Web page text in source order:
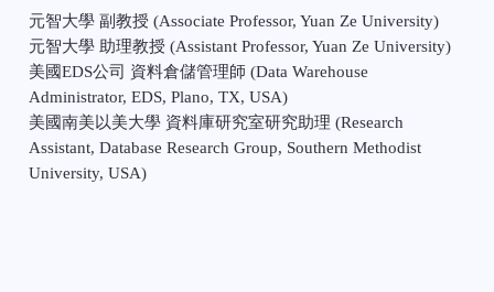
元智大學 副教授 (Associate Professor, Yuan Ze University)
元智大學 助理教授 (Assistant Professor, Yuan Ze University)
美國EDS公司 資料倉儲管理師 (Data Warehouse
Administrator, EDS, Plano, TX, USA)
美國南美以美大學 資料庫研究室研究助理 (Research
Assistant, Database Research Group, Southern Methodist
University, USA)